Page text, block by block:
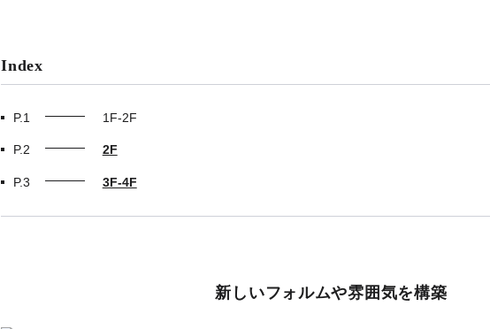
Index
P.1 1F-2F
P.2 2F
P.3 3F-4F
新しいフォルムや雰囲気を構築